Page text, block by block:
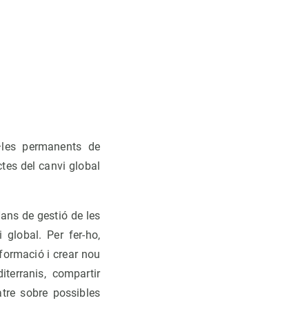
permanents de
del canvi global
de gestió de les
global. Per fer-ho,
i crear nou
compartir
sobre possibles